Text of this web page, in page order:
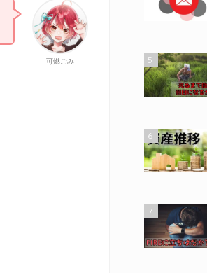
可燃ごみ 5
6
7